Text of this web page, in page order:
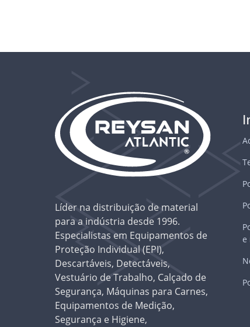
Líder na distribuição de material
para a indústria desde 1996.
Especialistas em Equipamentos de
Proteção Individual (EPI),
Descartáveis, Detectáveis,
Vestuário de Trabalho, Calçado de
Segurança, Máquinas para Carnes,
Equipamentos de Medição,
Segurança e Higiene,
e